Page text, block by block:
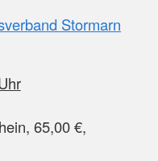
Stormarn
65,00 €,